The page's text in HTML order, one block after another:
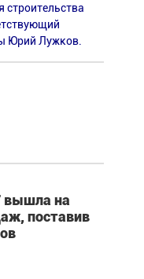
строительства
Юрий Лужков.
вышла на
поставив